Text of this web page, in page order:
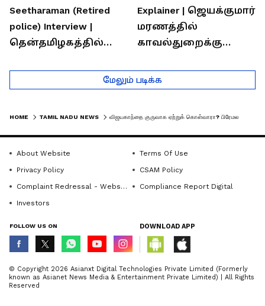
Seetharaman (Retired
police) Interview |
தென்தமிழகத்தில்
தொடர்கதை ஆவது
ஏன்?
Explainer | ஜெயக்குமார்
மரணத்தில்
காவல்துறைக்கு
Rajaram (Rtd ACP)
Interview
மேலும் படிக்க
HOME TAMIL NADU NEWS
About Website
Terms Of Use
Privacy Policy
CSAM Policy
Complaint Redressal - Website
Compliance Report Digital
Investors
FOLLOW US ON DOWNLOAD APP
© Copyright 2026 Asianxt Digital Technologies Private Limited (Formerly
known as Asianet News Media & Entertainment Private Limited) | All Rights
Reserved